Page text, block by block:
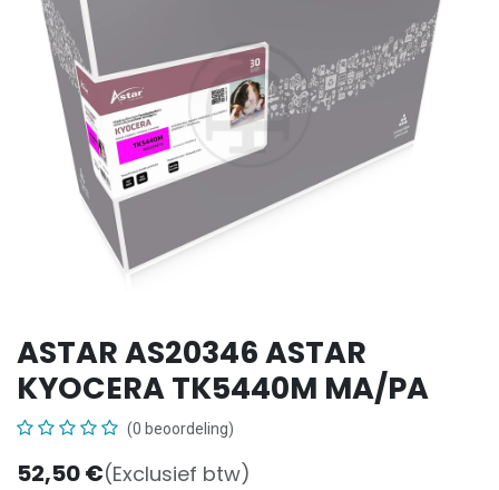
ASTAR AS20346 ASTAR
KYOCERA TK5440M MA/PA
(0 beoordeling)
52,50€(Exclusief btw)